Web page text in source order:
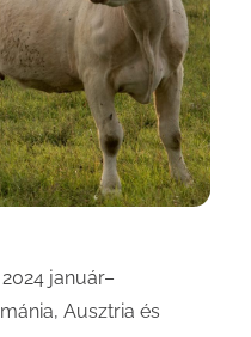
január–
Ausztria és